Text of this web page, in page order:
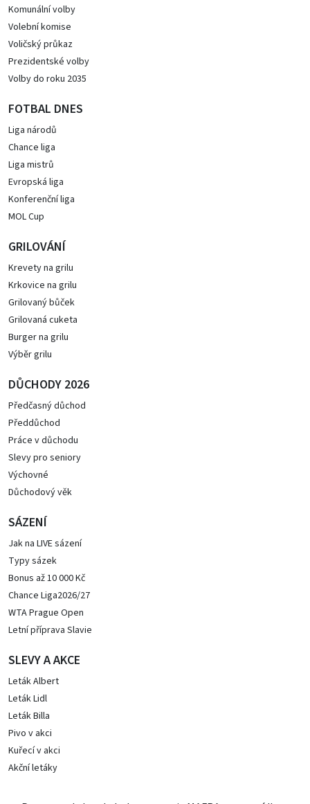
Komunální volby
Volební komise
Voličský průkaz
Prezidentské volby
Volby do roku 2035
FOTBAL DNES
Liga národů
Chance liga
Liga mistrů
Evropská liga
Konferenční liga
MOL Cup
GRILOVÁNÍ
Krevety na grilu
Krkovice na grilu
Grilovaný bůček
Grilovaná cuketa
Burger na grilu
Výběr grilu
DŮCHODY 2026
Předčasný důchod
Předdůchod
Práce v důchodu
Slevy pro seniory
Výchovné
Důchodový věk
SÁZENÍ
Jak na LIVE sázení
Typy sázek
Bonus až 10 000 Kč
Chance Liga2026/27
WTA Prague Open
Letní příprava Slavie
SLEVY A AKCE
Leták Albert
Leták Lidl
Leták Billa
Pivo v akci
Kuřecí v akci
Akční letáky